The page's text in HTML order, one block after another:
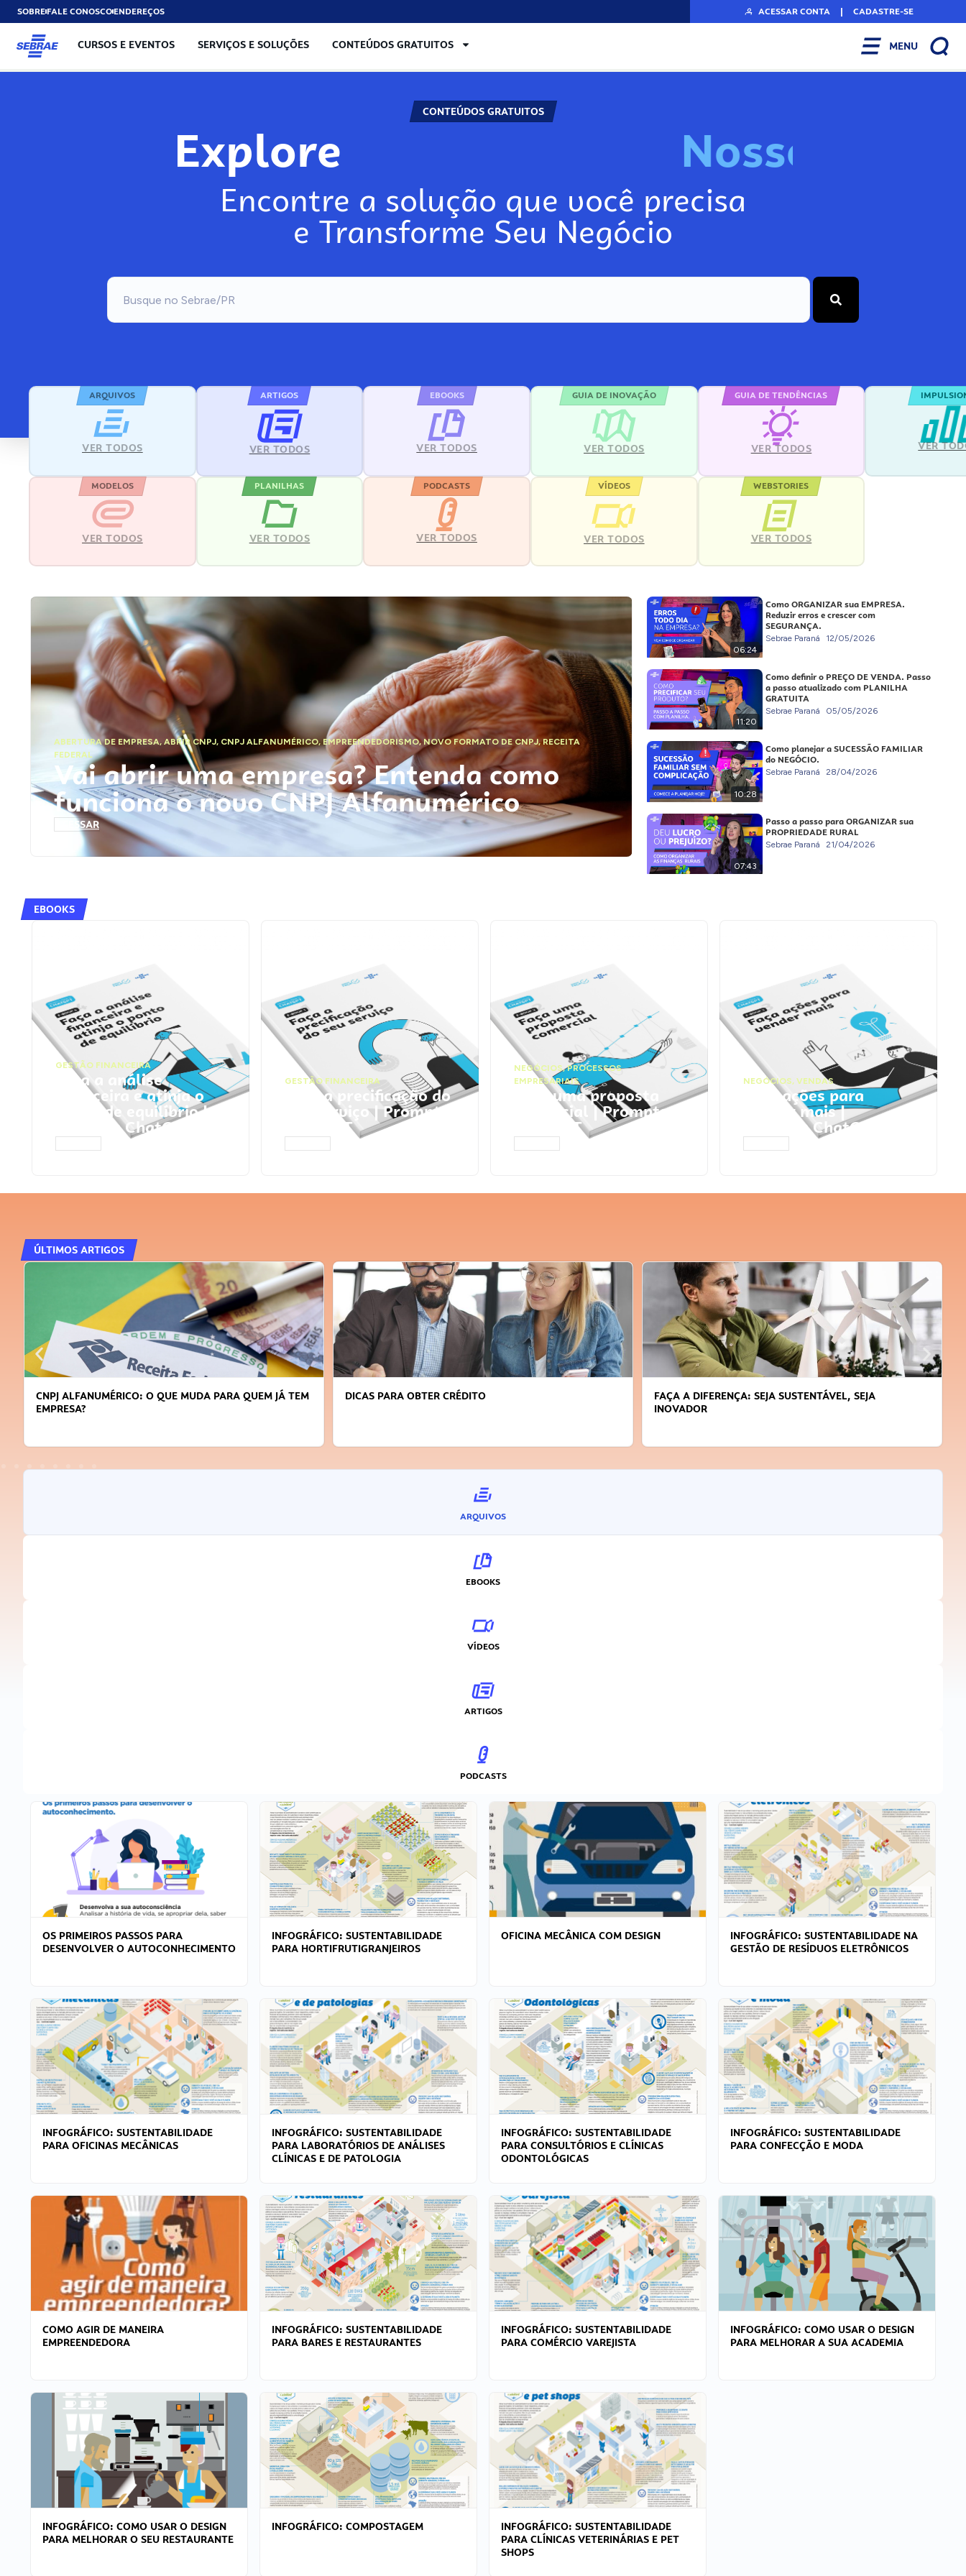
SOBREFALE CONOSCOENDEREÇOS ACESSAR CONTA | CADASTRE-SE
CURSOS E EVENTOS SERVIÇOS E SOLUÇÕES CONTEÚDOS GRATUITOS MENU
CONTEÚDOS GRATUITOS
Explore No
Encontre a solução que você precisa
e Transforme Seu Negócio
ARQUIVOS
VER TODOS
ARTIGOS
VER TODOS
EBOOKS
VER TODOS
GUIA DE INOVAÇÃO
VER TODOS
GUIA DE TENDÊNCIAS
VER TODOS VER
MODELOS
VER TODOS
PLANILHAS
VER TODOS
PODCASTS
VER TODOS
VÍDEOS
VER TODOS
WEBSTORIES
VER TODOS
ABERTURA DE EMPRESA,ABRIR CNPJ, CNPJ ALFANUMÉRICO, EMPREENDEDORISMO,NOVO FORMATO DE CNPJ,RECEITA
FEDERAL
Vai abrir uma empresa? Entenda como
funciona o novo CNPJ Alfanumérico
ACESSAR
06:24
Como ORGANIZAR sua EMPRESA.
Reduzir erros e crescer com
SEGURANÇA.
Sebrae Paraná 12/05/2026
11:20
Como definir o PREÇO DE VENDA. Passo
a passo atualizado com PLANILHA
GRATUITA
Sebrae Paraná 05/05/2026
10:28
Como planejar a SUCESSÃO FAMILIAR
do NEGÓCIO.
Sebrae Paraná 28/04/2026
07:43
Passo a passo para ORGANIZAR sua
PROPRIEDADE RURAL
Sebrae Paraná 21/04/2026
EBOOKS
GESTÃO FINANCEIRA
Faça a análise
financeira e atinja o
ponto de equilíbrio |
Prompts ChatGPT
GESTÃO FINANCEIRA
Faça a precificação do
seu serviço | Prompts
ChatGPT
NEGÓCIOS,PROCESSOS
EMPRESARIAIS
Faça uma proposta
comercial | Prompts
ChatGPT
NEGÓCIOS, VENDAS
Faça ações para
vender mais |
Prompts ChatGPT
ÚLTIMOS ARTIGOS
DICAS PARA OBTER CRÉDITO
FAÇA A DIFERENÇA: SEJA SUSTENTÁVEL, SEJA
APRENDA A GERENCIAR O SEU TEMPO
ARQUIVOS
EBOOKS
VÍDEOS
ARTIGOS
PODCASTS
OS PRIMEIROS PASSOS PARA
DESENVOLVER O AUTOCONHECIMENTO
INFOGRÁFICO: SUSTENTABILIDADE
PARA HORTIFRUTIGRANJEIROS
OFICINA MECÂNICA COM DESIGN
INFOGRÁFICO: SUSTENTABILIDADE NA
GESTÃO DE RESÍDUOS ELETRÔNICOS
INFOGRÁFICO: SUSTENTABILIDADE
PARA OFICINAS MECÂNICAS
INFOGRÁFICO: SUSTENTABILIDADE
PARA LABORATÓRIOS DE ANÁLISES
CLÍNICAS E DE PATOLOGIA
INFOGRÁFICO: SUSTENTABILIDADE
PARA CONSULTÓRIOS E CLÍNICAS
ODONTOLÓGICAS
INFOGRÁFICO: SUSTENTABILIDADE
PARA CONFECÇÃO E MODA
COMO AGIR DE MANEIRA
EMPREENDEDORA
INFOGRÁFICO: SUSTENTABILIDADE
PARA BARES E RESTAURANTES
INFOGRÁFICO: SUSTENTABILIDADE
PARA COMÉRCIO VAREJISTA
INFOGRÁFICO: COMO USAR O DESIGN
PARA MELHORAR A SUA ACADEMIA
INFOGRÁFICO: COMO USAR O DESIGN
PARA MELHORAR O SEU RESTAURANTE
INFOGRÁFICO: COMPOSTAGEM
INFOGRÁFICO: SUSTENTABILIDADE
PARA CLÍNICAS VETERINÁRIAS E PET
SHOPS